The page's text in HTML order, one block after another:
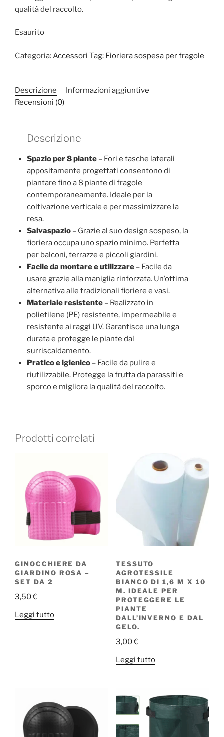
qualità del raccolto.
Esaurito
Categoria:Accessori Tag: Fioriera sospesa per fragole
Descrizione
Informazioni aggiuntive
Recensioni (0)
Descrizione
Spazio per 8 piante – Fori e tasche laterali
appositamente progettati consentono di
piantare fino a 8 piante di fragole
contemporaneamente. Ideale per la
coltivazione verticale e per massimizzare la
resa.
Salvaspazio – Grazie al suo design sospeso, la
fioriera occupa uno spazio minimo. Perfetta
per balconi, terrazze e piccoli giardini.
Facile da montare e utilizzare – Facile da
usare grazie alla maniglia rinforzata. Un’ottima
alternativa alle tradizionali fioriere e vasi.
Materiale resistente – Realizzato in
polietilene (PE) resistente, impermeabile e
resistente ai raggi UV. Garantisce una lunga
durata e protegge le piante dal
surriscaldamento.
Pratico e igienico – Facile da pulire e
riutilizzabile. Protegge la frutta da parassiti e
sporco e migliora la qualità del raccolto.
Prodotti correlati
GINOCCHIERE DA
GIARDINO ROSA –
SET DA 2
3,50€
Leggi tutto
TESSUTO
AGROTESSILE
BIANCO DI 1,6 M X 10
M. IDEALE PER
PROTEGGERE LE
PIANTE
DALL’INVERNO E DAL
GELO.
3,00€
Leggi tutto